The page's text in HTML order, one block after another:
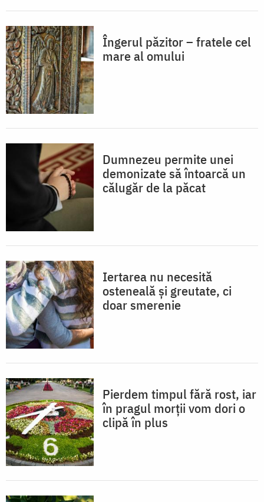
Îngerul păzitor – fratele cel
mare al omului
Dumnezeu permite unei
demonizate să întoarcă un
călugăr de la păcat
Iertarea nu necesită
osteneală și greutate, ci
doar smerenie
Pierdem timpul fără rost, iar
în pragul morții vom dori o
clipă în plus